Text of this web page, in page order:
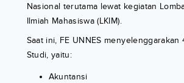
Nasional terutama lewat kegiatan
Ilmiah Mahasiswa (LKIM).
Saat ini, FE UNNES menyelenggarakan
Studi, yaitu:
Akuntansi